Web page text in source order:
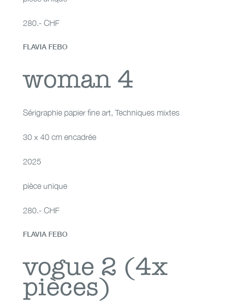
280.- CHF
woman 4
FLAVIA FEBO
woman 4
Sérigraphie papier fine art, Techniques mixtes
30 x 40 cm encadrée
2025
pièce unique
280.- CHF
vogue 2 (4x pièces)
FLAVIA FEBO
vogue 2 (4x
pièces)